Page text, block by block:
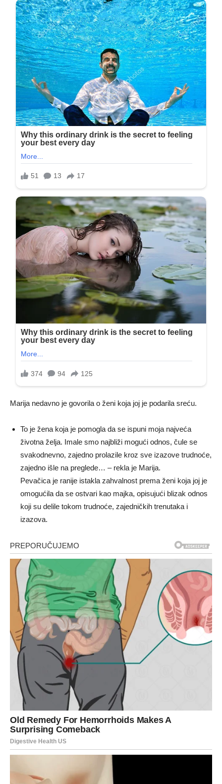
Marija nedavno je govorila o ženi koja joj je podarila sreću.
To je žena koja je pomogla da se ispuni moja najveća
životna želja. Imale smo najbliži mogući odnos, čule se
svakodnevno, zajedno prolazile kroz sve izazove trudnoće,
zajedno išle na preglede… – rekla je Marija.
Pevačica je ranije istakla zahvalnost prema ženi koja joj je
omogućila da se ostvari kao majka, opisujući blizak odnos
koji su delile tokom trudnoće, zajedničkih trenutaka i
izazova.